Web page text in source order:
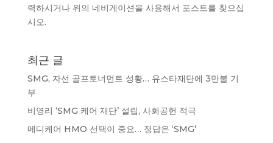
력하시거나 위의 네비게이션을 사용해서 포스트를 찾으십
시오.
최근 글
SMG, 자선 골프토너먼트 성황… 유스타재단에 3만불 기
부
비영리 ‘SMG 케어 재단’ 설립, 사회공헌 적극
메디케어 HMO 선택이 중요… 정답은 ‘SMG’